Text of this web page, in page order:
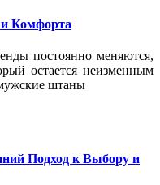
Комфорта
постоянно меняются,
остается неизменным
штаны
Подход к Выбору и